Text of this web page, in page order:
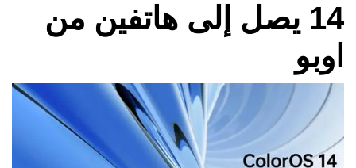
14 يصل إلى هاتفين من
اوبو